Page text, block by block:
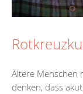
Ältere Menschen
denken, dass